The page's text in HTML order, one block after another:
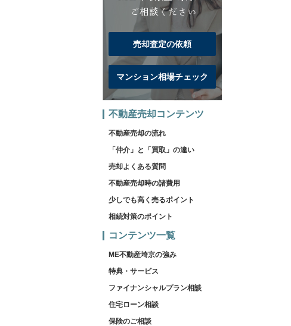
売却査定の依頼
マンション相場チェック
不動産売却コンテンツ
不動産売却の流れ
「仲介」と「買取」の違い
売却よくある質問
不動産売却時の諸費用
少しでも高く売るポイント
相続対策のポイント
コンテンツ一覧
ME不動産埼京の強み
特典・サービス
ファイナンシャルプラン相談
住宅ローン相談
保険のご相談